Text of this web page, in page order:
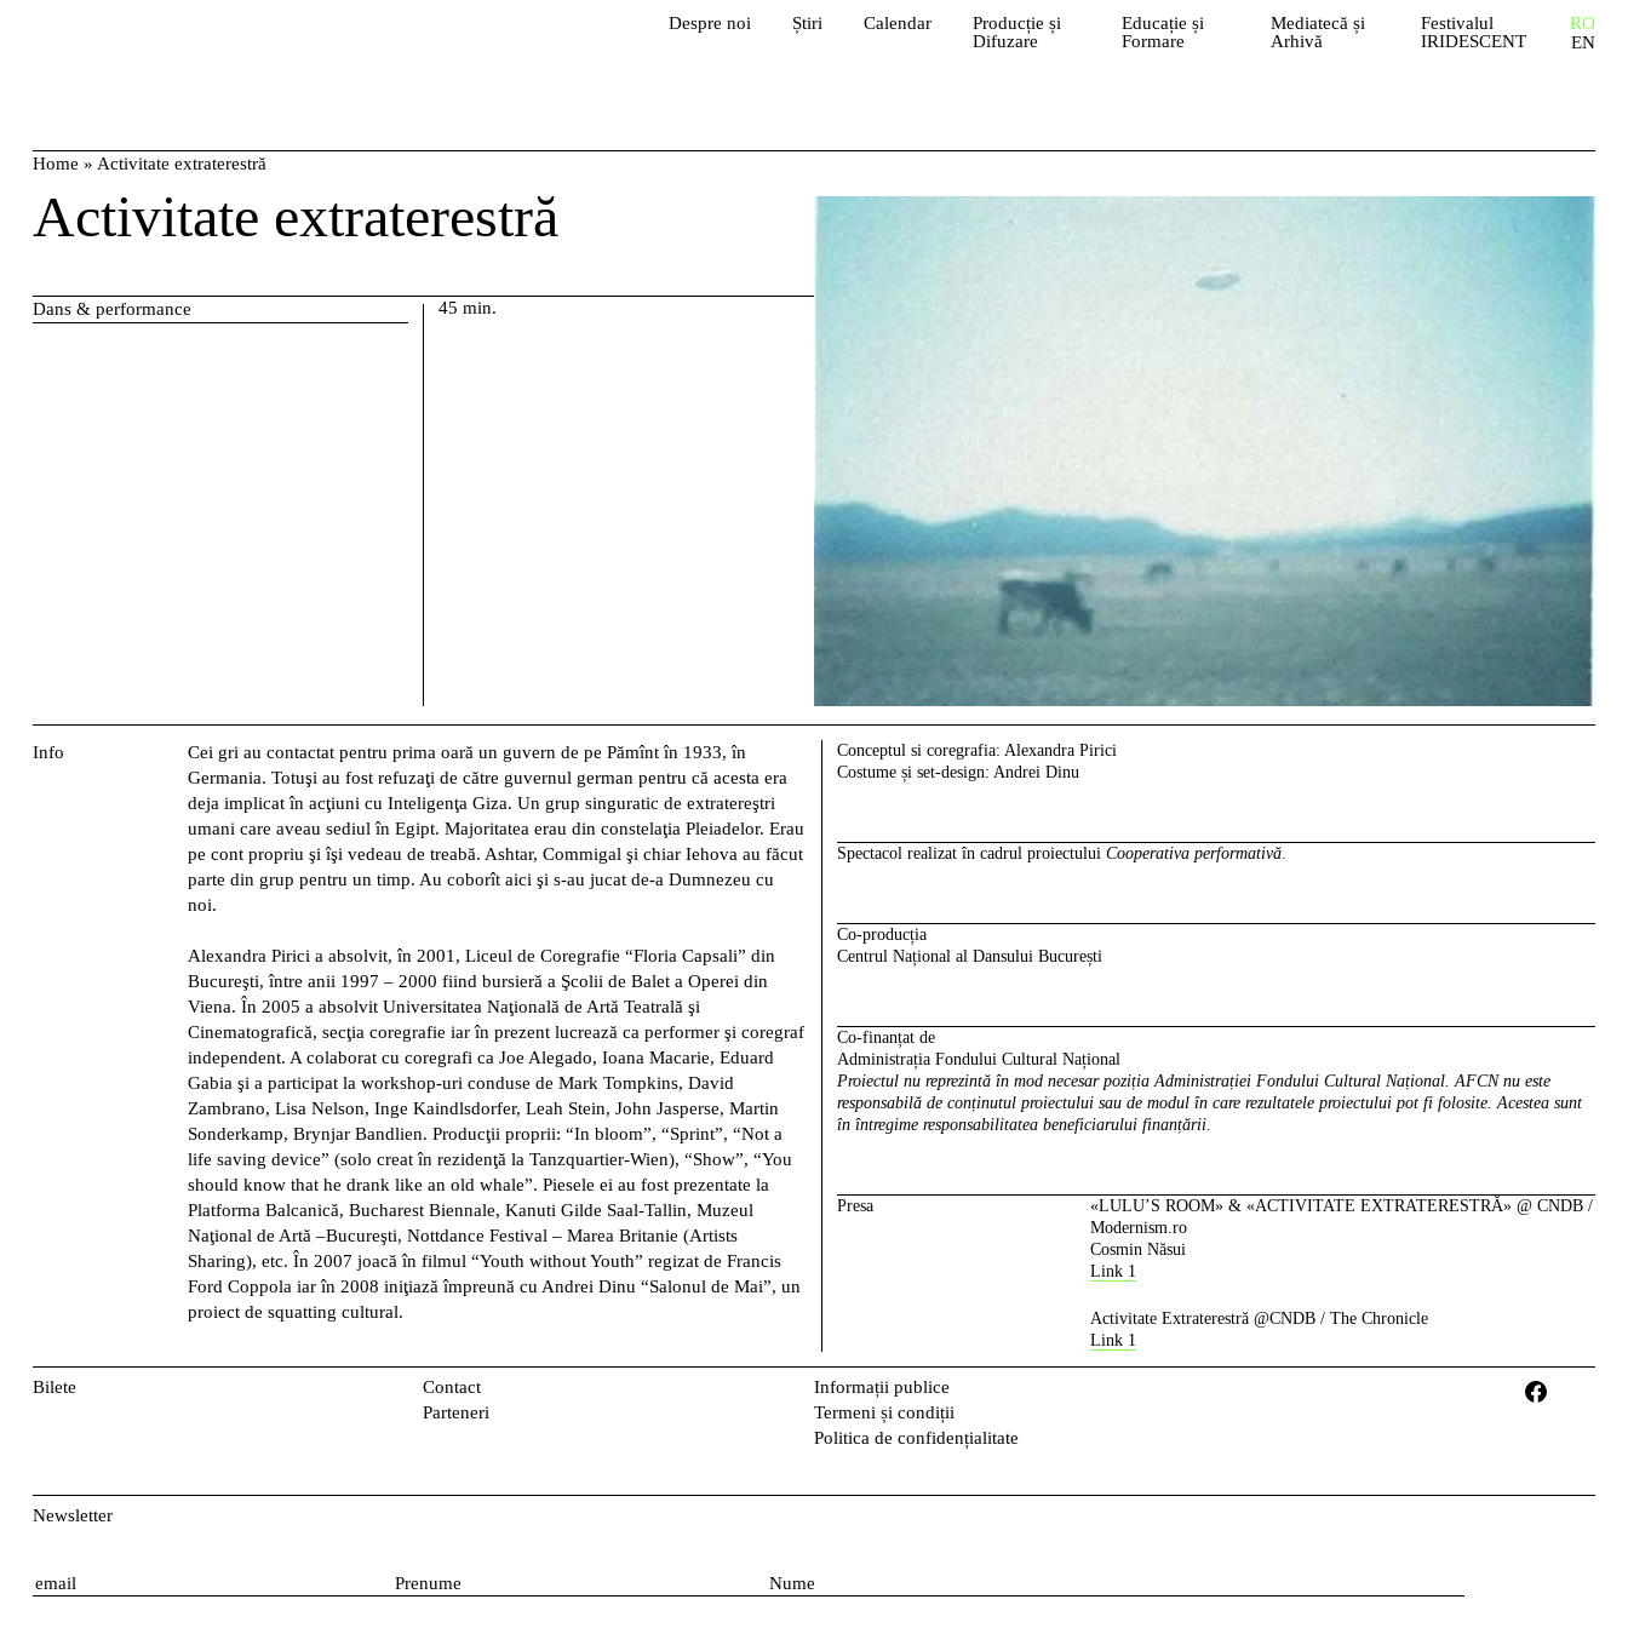
Despre noi Știri Calendar
Producție și
Difuzare
Educație și
Formare
Mediatecă și
Arhivă
Festivalul
IRIDESCENT
RO
EN
Home » Activitate extraterestră
Activitate extraterestră
Dans & performance 45 min.
Info
Cei gri au contactat pentru prima oară un guvern de pe Pămînt în 1933, în
Germania. Totuşi au fost refuzaţi de către guvernul german pentru că acesta era
deja implicat în acţiuni cu Inteligenţa Giza. Un grup singuratic de extratereştri
umani care aveau sediul în Egipt. Majoritatea erau din constelaţia Pleiadelor. Erau
pe cont propriu şi îşi vedeau de treabă. Ashtar, Commigal şi chiar Iehova au făcut
parte din grup pentru un timp. Au coborît aici şi s-au jucat de-a Dumnezeu cu
noi.
Alexandra Pirici a absolvit, în 2001, Liceul de Coregrafie “Floria Capsali” din
Bucureşti, între anii 1997 – 2000 fiind bursieră a Şcolii de Balet a Operei din
Viena. În 2005 a absolvit Universitatea Naţională de Artă Teatrală şi
Cinematografică, secţia coregrafie iar în prezent lucrează ca performer şi coregraf
independent. A colaborat cu coregrafi ca Joe Alegado, Ioana Macarie, Eduard
Gabia şi a participat la workshop-uri conduse de Mark Tompkins, David
Zambrano, Lisa Nelson, Inge Kaindlsdorfer, Leah Stein, John Jasperse, Martin
Sonderkamp, Brynjar Bandlien. Producţii proprii: “In bloom”, “Sprint”, “Not a
life saving device” (solo creat în rezidenţă la Tanzquartier-Wien), “Show”, “You
should know that he drank like an old whale”. Piesele ei au fost prezentate la
Platforma Balcanică, Bucharest Biennale, Kanuti Gilde Saal-Tallin, Muzeul
Naţional de Artă –Bucureşti, Nottdance Festival – Marea Britanie (Artists
Sharing), etc. În 2007 joacă în filmul “Youth without Youth” regizat de Francis
Ford Coppola iar în 2008 iniţiază împreună cu Andrei Dinu “Salonul de Mai”, un
proiect de squatting cultural.
Conceptul si coregrafia: Alexandra Pirici
Costume și set-design: Andrei Dinu
Spectacol realizat în cadrul proiectului Cooperativa performativă.
Co-producția
Centrul Național al Dansului București
Co-finanțat de
Administrația Fondului Cultural Național
Proiectul nu reprezintă în mod necesar poziția Administrației Fondului Cultural Național. AFCN nu este
responsabilă de conținutul proiectului sau de modul în care rezultatele proiectului pot fi folosite. Acestea sunt
în întregime responsabilitatea beneficiarului finanțării.
Presa
«LULU’S ROOM» & «ACTIVITATE EXTRATERESTRĂ» @ CNDB /
Modernism.ro
Cosmin Năsui
Link 1
Activitate Extraterestră @CNDB / The Chronicle
Link 1
Bilete
Contact
Parteneri
Informații publice
Termeni și condiții
Politica de confidențialitate
Newsletter
E
P
N